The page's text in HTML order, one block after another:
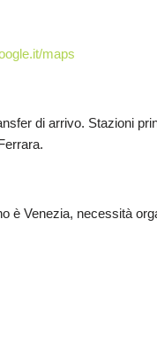
maps
di arrivo. Stazioni
è Venezia, necessità